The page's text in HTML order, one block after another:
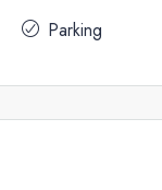
Parking